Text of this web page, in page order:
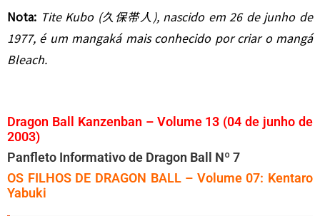
Nota: Tite Kubo (久保帯人), nascido em 26 de junho de
1977, é um mangaká mais conhecido por criar o mangá
Bleach.
Dragon Ball Kanzenban – Volume 13 (04 de junho de
2003)
Panfleto Informativo de Dragon Ball Nº 7
OS FILHOS DE DRAGON BALL – Volume 07: Kentaro
Yabuki